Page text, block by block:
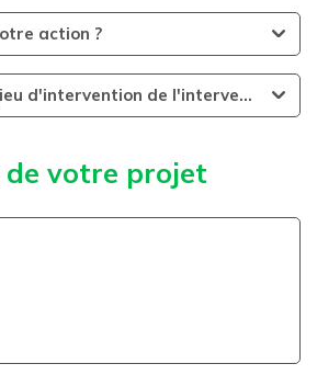
action ?
Lieu de l'action (lieu d'intervention de l'intervenant)
de votre projet